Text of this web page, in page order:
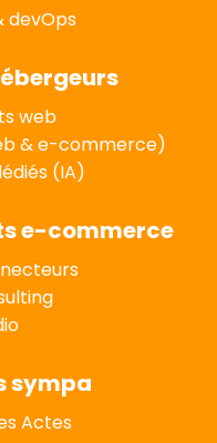
devOps
web
& e-commerce)
(IA)
e-commerce
sympa
Actes